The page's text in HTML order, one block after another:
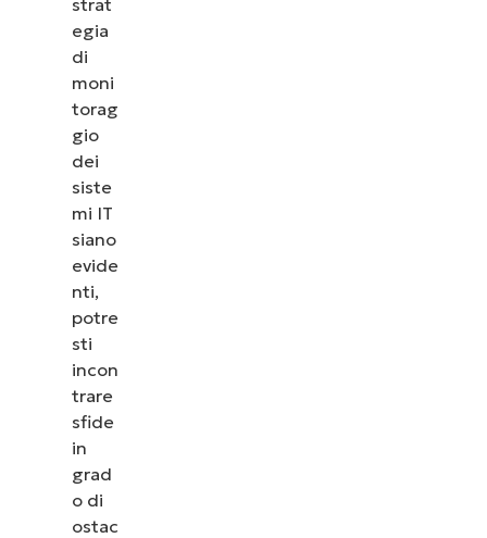
egia
di
moni
torag
gio
dei
siste
mi IT
siano
evide
nti,
potre
sti
incon
trare
sfide
in
grad
o di
ostac